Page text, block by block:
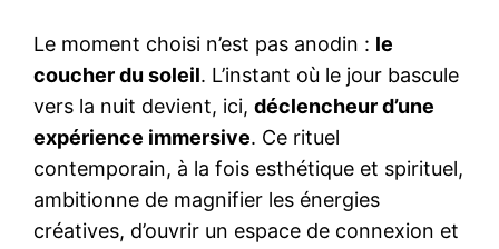
Le moment choisi n’est pas anodin : le
coucher du soleil. L’instant où le jour bascule
vers la nuit devient, ici, déclencheur d’une
expérience immersive. Ce rituel
contemporain, à la fois esthétique et spirituel,
ambitionne de magnifier les énergies
créatives, d’ouvrir un espace de connexion et